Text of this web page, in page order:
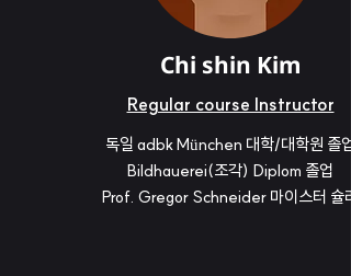
Chi shin Kim
Regular course Instructor
독일 adbk München 대학/대학원 졸업
Bildhauerei(조각) Diplom 졸업
Prof. Gregor Schneider 마이스터 슐러